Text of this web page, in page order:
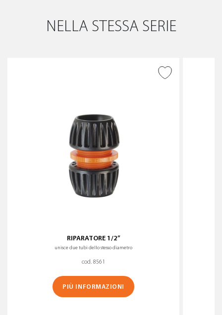
NELLA STESSA SERIE
RIPARATORE 1/2”
unisce due tubi dello stesso diametro
cod. 8561
PIÙ INFORMAZIONI